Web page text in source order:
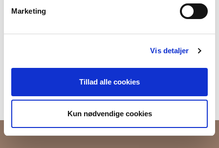
Marketing
Vis detaljer
Tillad alle cookies
Kun nødvendige cookies
Produktnummer